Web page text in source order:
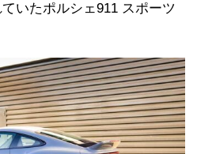
いたポルシェ911 スポーツ